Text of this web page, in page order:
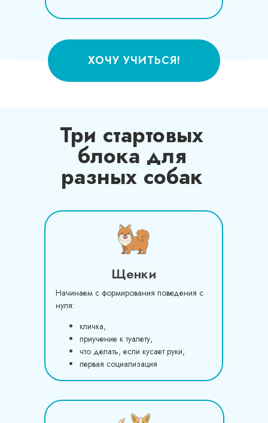
ХОЧУ УЧИТЬСЯ!
Три стартовых
блока для
разных собак
Начинаем с формирования поведения с
нуля:
кличка,
приучение к туалету,
что делать, если кусает руки,
первая социализация
Щенки